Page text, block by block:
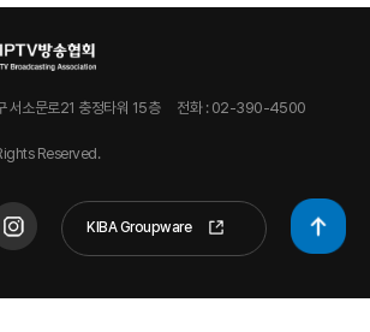
서소문로21 충정타워 15층
전화 : 02-390-4500
Reserved.
KIBA Groupware